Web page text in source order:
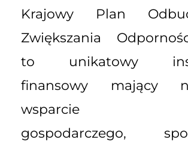
Krajowy Plan
Zwiększania
to unikatowy
finansowy mający
wsparcie
gospodarczego,